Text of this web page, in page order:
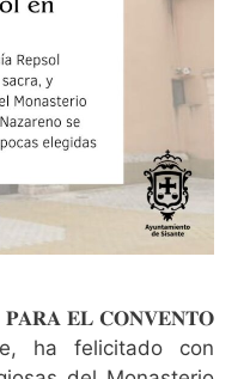
𝐏𝐀𝐑𝐀 𝐄𝐋 𝐂𝐎𝐍𝐕𝐄𝐍𝐓𝐎
ha felicitado con